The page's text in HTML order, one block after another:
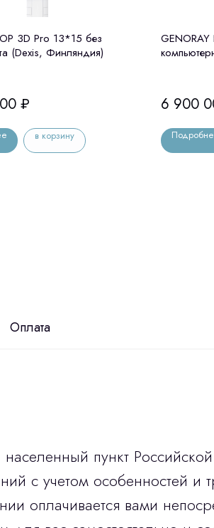
3D Pro 13*15 без
(Dexis, Финляндия)
₽
в корзину
6 900
Оплата
пункт
с учетом особенностей и
оплачивается вами